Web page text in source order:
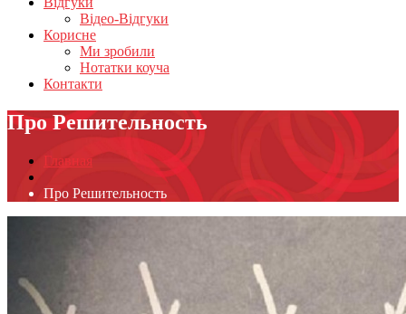
Відео-Відгуки
Корисне
Ми зробили
Нотатки коуча
Контакти
Про Решительность
Главная
Про Решительность